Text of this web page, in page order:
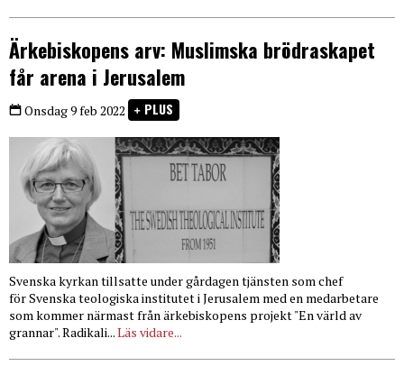
Ärkebiskopens arv: Muslimska brödraskapet
får arena i Jerusalem
Onsdag 9 feb 2022 PLUS
Svenska kyrkan tillsatte under gårdagen tjänsten som chef
för Svenska teologiska institutet i Jerusalem med en medarbetare
som kommer närmast från ärkebiskopens projekt "En värld av
grannar". Radikali...Läs vidare...